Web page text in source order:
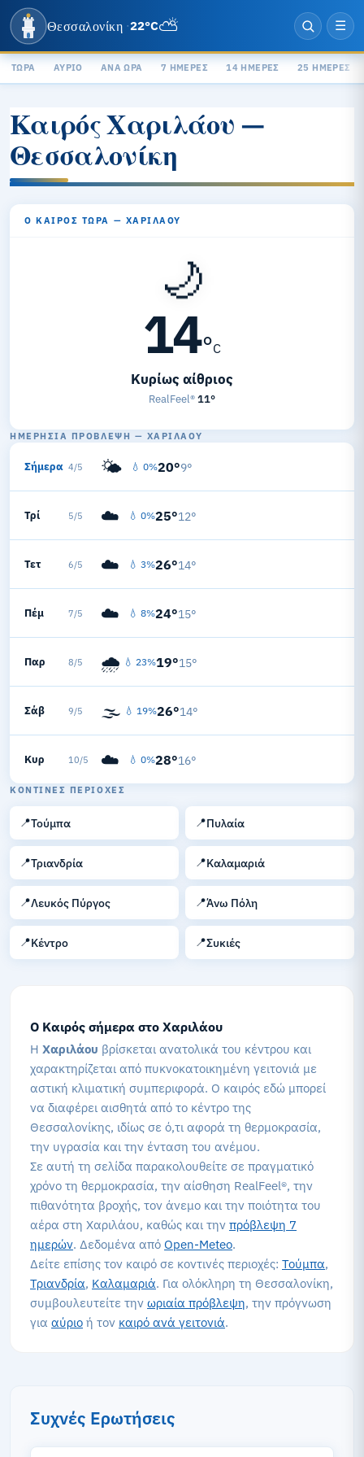
Θεσσαλονίκη ·22°C⛅ ☰
ΤΏΡΑ ΑΎΡΙΟ ΑΝΆ ΏΡΑ 7 ΗΜΈΡΕΣ 14 ΗΜΈΡΕΣ 25 ΗΜΈΡΕΣ
Καιρός Χαριλάου —
Θεσσαλονίκη
Ο ΚΑΙΡΌΣ ΤΏΡΑ — ΧΑΡΙΛΆΟΥ
🌙
14°C
Κυρίως αίθριος
RealFeel®11°
ΗΜΕΡΉΣΙΑ ΠΡΌΒΛΕΨΗ — ΧΑΡΙΛΆΟΥ
Σήμερα 4/5 🌤️ 💧 0%20°9°
Τρί 5/5 ☁️ 💧 0%25°12°
Τετ 6/5 ☁️ 💧 3%26°14°
Πέμ 7/5 ☁️ 💧 8%24°15°
Παρ 8/5 🌧️ 💧 23%19°15°
Σάβ 9/5 🌫️ 💧 19%26°14°
Κυρ 10/5 ☁️ 💧 0%28°16°
ΚΟΝΤΙΝΈΣ ΠΕΡΙΟΧΈΣ
📍Τούμπα 📍Πυλαία
📍Τριανδρία 📍Καλαμαριά
📍Λευκός Πύργος 📍Άνω Πόλη
📍Κέντρο 📍Συκιές
Ο Καιρός σήμερα στο Χαριλάου
Η Χαριλάου βρίσκεται ανατολικά του κέντρου και
χαρακτηρίζεται από πυκνοκατοικημένη γειτονιά με
αστική κλιματική συμπεριφορά. Ο καιρός εδώ μπορεί
να διαφέρει αισθητά από το κέντρο της
Θεσσαλονίκης, ιδίως σε ό,τι αφορά τη θερμοκρασία,
την υγρασία και την ένταση του ανέμου.
Σε αυτή τη σελίδα παρακολουθείτε σε πραγματικό
χρόνο τη θερμοκρασία, την αίσθηση RealFeel®, την
πιθανότητα βροχής, τον άνεμο και την ποιότητα του
αέρα στη Χαριλάου, καθώς και την πρόβλεψη 7
ημερών. Δεδομένα από Open-Meteo.
Δείτε επίσης τον καιρό σε κοντινές περιοχές: Τούμπα,
Τριανδρία, Καλαμαριά. Για ολόκληρη τη Θεσσαλονίκη,
συμβουλευτείτε την ωριαία πρόβλεψη, την πρόγνωση
για αύριο ή τον καιρό ανά γειτονιά.
Συχνές Ερωτήσεις